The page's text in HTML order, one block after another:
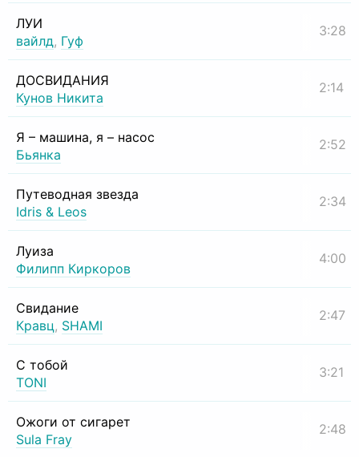
ЛУИ
вайлд, Гуф
3:28
ДОСВИДАНИЯ
Кунов Никита
2:14
Я – машина, я – насос
Бьянка
2:52
Путеводная звезда
Idris & Leos
2:34
Луиза
Филипп Киркоров
4:00
Свидание
Кравц, SHAMI
2:47
С тобой
TONI
3:21
Ожоги от сигарет
Sula Fray
2:48